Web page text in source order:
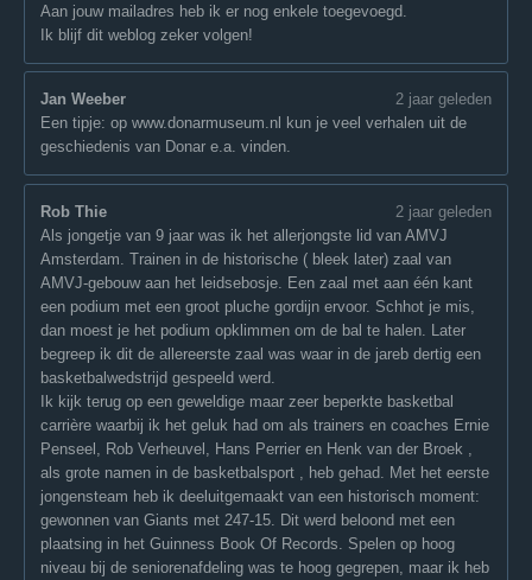
Aan jouw mailadres heb ik er nog enkele toegevoegd.
Ik blijf dit weblog zeker volgen!
Jan Weeber
2 jaar geleden
Een tipje: op www.donarmuseum.nl kun je veel verhalen uit de
geschiedenis van Donar e.a. vinden.
Rob Thie
2 jaar geleden
Als jongetje van 9 jaar was ik het allerjongste lid van AMVJ
Amsterdam. Trainen in de historische ( bleek later) zaal van
AMVJ-gebouw aan het leidsebosje. Een zaal met aan één kant
een podium met een groot pluche gordijn ervoor. Schhot je mis,
dan moest je het podium opklimmen om de bal te halen. Later
begreep ik dit de allereerste zaal was waar in de jareb dertig een
basketbalwedstrijd gespeeld werd.
Ik kijk terug op een geweldige maar zeer beperkte basketbal
carrière waarbij ik het geluk had om als trainers en coaches Ernie
Penseel, Rob Verheuvel, Hans Perrier en Henk van der Broek ,
als grote namen in de basketbalsport , heb gehad. Met het eerste
jongensteam heb ik deeluitgemaakt van een historisch moment:
gewonnen van Giants met 247-15. Dit werd beloond met een
plaatsing in het Guinness Book Of Records. Spelen op hoog
niveau bij de seniorenafdeling was te hoog gegrepen, maar ik heb